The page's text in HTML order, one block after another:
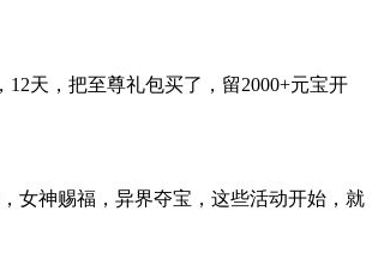
天，把至尊礼包买了，留2000+元宝开
女神赐福，异界夺宝，这些活动开始，就